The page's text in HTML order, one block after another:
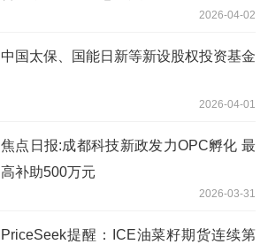
2026-04-02
中国太保、国能日新等新设股权投资基金
2026-04-01
焦点日报:成都科技新政发力OPC孵化 最
高补助500万元
2026-03-31
PriceSeek提醒：ICE油菜籽期货连续第